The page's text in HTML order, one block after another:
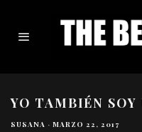
YO TAMBIÉN SOY
SUSANA · MARZO 22, 2017